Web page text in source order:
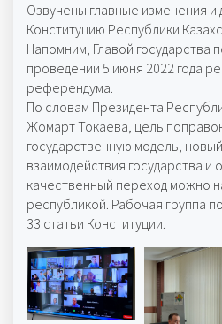
Озвучены главные изменения и
Конституцию Республики
Напомним, Главой государства
проведении 5 июня 2022 года
референдума.
По словам Президента
Жомарт Токаева, цель
государственную модель,
взаимодействия государства и
качественный переход можно
республикой. Рабочая группа
33 статьи Конституции.